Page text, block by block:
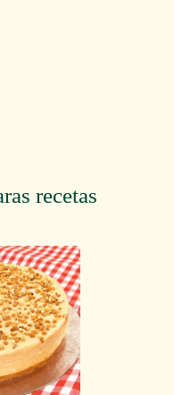
recetas